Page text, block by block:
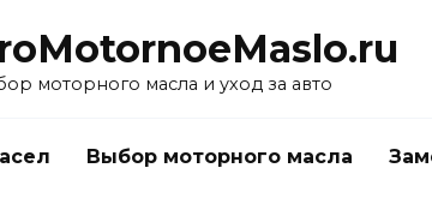
моторного масла и уход за авто
Выбор моторного масла